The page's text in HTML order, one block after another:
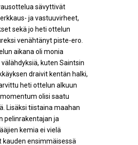
sävyttivät
ja vastuuvirheet,
sekä jo heti ottelun
venähtänyt piste-ero.
aikana oli monia
kuten Saintsin
draivit kentän halki,
heti ottelun alkuun
olisi saatu
Lisäksi tiistaina maahan
pelinrakentajan ja
kemia ei vielä
kauden ensimmäisessä